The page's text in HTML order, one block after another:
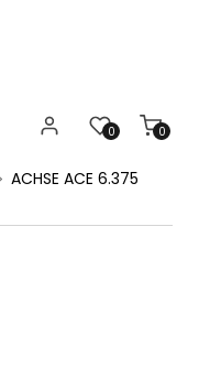
0
0
ACHSE ACE 6.375